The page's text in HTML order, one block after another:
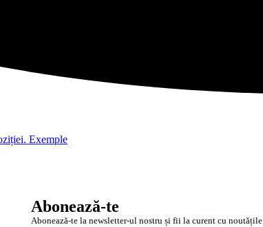
Exemple
Abonează-te
Abonează-te la newsletter-ul nostru și fii la curent cu noutățile